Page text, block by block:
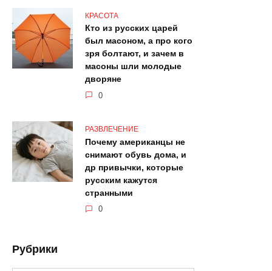
КРАСОТА
Кто из русских царей
был масоном, а про кого
зря болтают, и зачем в
масоны шли молодые
дворяне
0
РАЗВЛЕЧЕНИЕ
Почему американцы не
снимают обувь дома, и
др привычки, которые
русским кажутся
странными
0
Рубрики